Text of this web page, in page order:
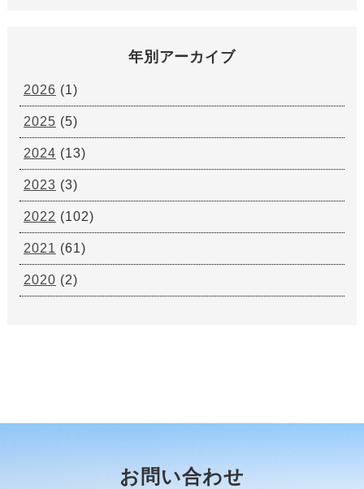
年別アーカイブ
2026 (1)
2025 (5)
2024 (13)
2023 (3)
2022 (102)
2021 (61)
2020 (2)
お問い合わせ